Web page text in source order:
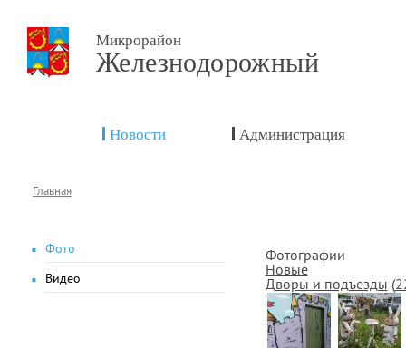
Микрорайон
Железнодорожный
Новости Администрация
Главная
Фото
Видео
Фотографии
Новые
Дворы и подъезды (